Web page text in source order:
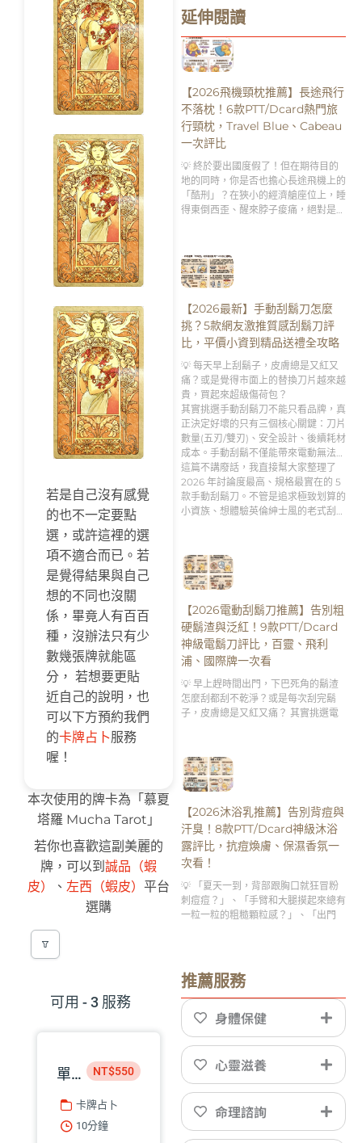
若是自己沒有感覺
的也不一定要點
選，或許這裡的選
項不適合而已。若
是覺得結果與自己
想的不同也沒關
係，畢竟人有百百
種，沒辦法只有少
數幾張牌就能區
分， 若想要更貼
近自己的說明，也
可以下方預約我們
的卡牌占卜服務
喔！
本次使用的牌卡為「慕夏
塔羅 Mucha Tarot」
若你也喜歡這副美麗的
牌，可以到 誠品（蝦
皮）
、 左西（蝦皮） 平台
選購
可用 - 3 服務
單題諮詢｜星盤命理師 巧匡 NT$550
卡牌占卜
10分鐘
延伸閱讀
【2026飛機頸枕推薦】長途飛行
不落枕！6款PTT/Dcard熱門旅
行頸枕，Travel Blue、Cabeau
一次評比
💡 終於要出國度假了！但在期待目的
地的同時，你是否也擔心長途飛機上的
「酷刑」？在狹小的經濟艙座位上，睡
得東倒西歪、醒來脖子痠痛，絕對是破
【2026最新】手動刮鬍刀怎麼
挑？5款網友激推質感刮鬍刀評
比，平價小資到精品送禮全攻略
💡 每天早上刮鬍子，皮膚總是又紅又
痛？或是覺得市面上的替換刀片越來越
貴，買起來超級傷荷包？
其實挑選手動刮鬍刀不能只看品牌，真
正決定好壞的只有三個核心關鍵：刀片
數量(五刃/雙刃)、安全設計、後續耗材
成本。手動刮鬍不僅能帶來電動無法比
擬的「極致貼合刮淨度」，更是男人專
屬的「早晨理容儀式感」。
這篇不講廢話，我直接幫大家整理了
2026 年討論度最高、規格最實在的 5
款手動刮鬍刀。不管是追求極致划算的
小資族、想體驗英倫紳士風的老式刮鬍
雷！👇
【2026電動刮鬍刀推薦】告別粗
硬鬍渣與泛紅！9款PTT/Dcard
神級電鬍刀評比，百靈、飛利
浦、國際牌一次看
💡 早上趕時間出門，下巴死角的鬍渣
怎麼刮都刮不乾淨？或是每次刮完鬍
子，皮膚總是又紅又痛？ 其實挑選電
【2026沐浴乳推薦】告別背痘與
汗臭！8款PTT/Dcard神級沐浴
露評比，抗痘煥膚、保濕香氛一
次看！
💡 「夏天一到，背部跟胸口就狂冒粉
刺痘痘？」、「手臂和大腿摸起來總有
一粒一粒的粗糙顆粒感？」、「出門
推薦服務
身體保健
心靈滋養
命理諮詢